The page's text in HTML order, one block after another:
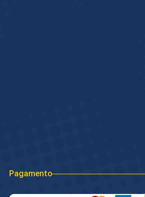
Pagamento